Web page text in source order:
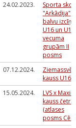
24.02.2023.
Sporta
"Arkādija"
balvu izcīņa
U16 un U14
vecuma
grupām II
posms
07.12.2024.
kauss U16
15.05.2024.
LVS x
kauss
(atlases
posms